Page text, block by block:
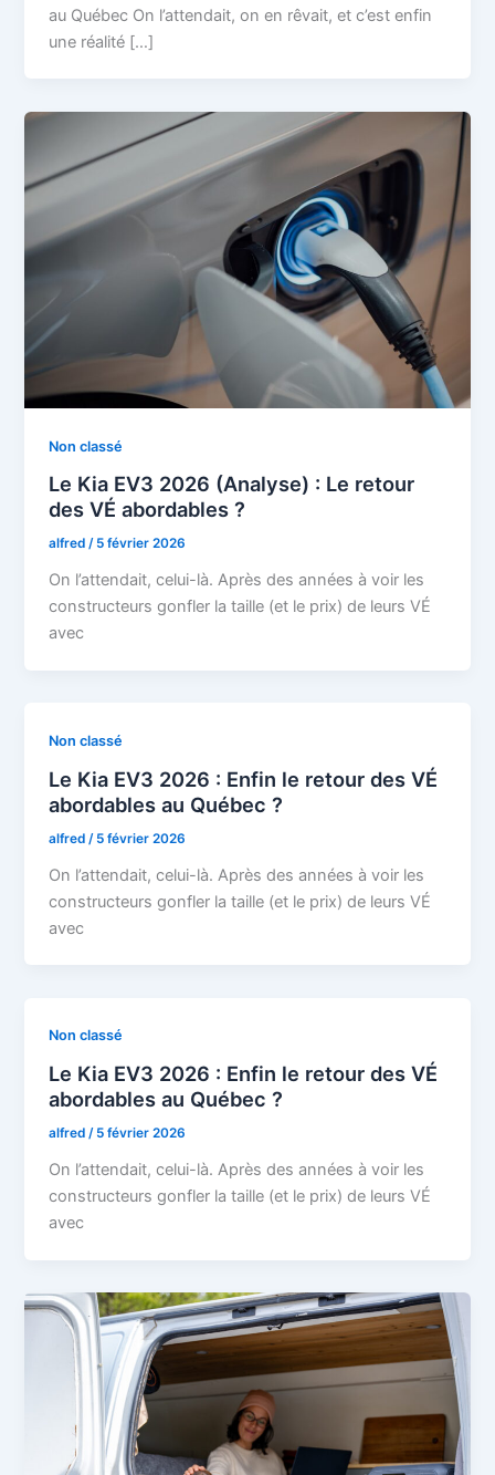
au Québec On l’attendait, on en rêvait, et c’est enfin
une réalité […]
Non classé
Le Kia EV3 2026 (Analyse) : Le retour
des VÉ abordables ?
alfred/ 5 février 2026
On l’attendait, celui-là. Après des années à voir les
constructeurs gonfler la taille (et le prix) de leurs VÉ
avec
Non classé
Le Kia EV3 2026 : Enfin le retour des VÉ
abordables au Québec ?
alfred / 5 février 2026
On l’attendait, celui-là. Après des années à voir les
constructeurs gonfler la taille (et le prix) de leurs VÉ
avec
Non classé
Le Kia EV3 2026 : Enfin le retour des VÉ
abordables au Québec ?
alfred/ 5 février 2026
On l’attendait, celui-là. Après des années à voir les
constructeurs gonfler la taille (et le prix) de leurs VÉ
avec